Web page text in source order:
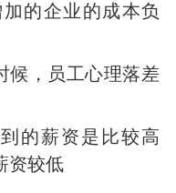
的企业的成本负
候，员工心理落差
的薪资是比较高
资较低